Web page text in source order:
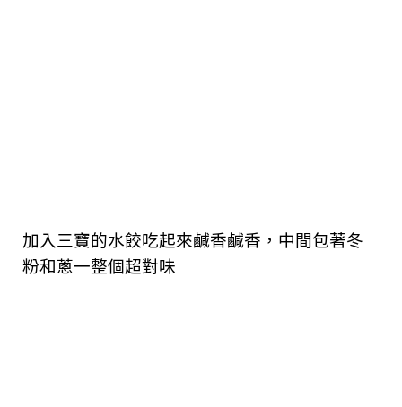
加入三寶的水餃吃起來鹹香鹹香，中間包著冬
粉和蔥一整個超對味